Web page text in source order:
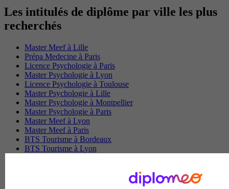
Les intitulés de diplôme par ville les plus
recherchés
Master Meef à Lille
Prépa Medecine à Paris
Licence Psychologie à Paris
Master Psychologie à Lyon
Licence Psychologie à Toulouse
Master Psychologie à Lille
Master Psychologie à Montpellier
Master Psychologie à Paris
Master Meef à Lyon
Master Meef à Paris
BTS Tourisme à Bordeaux
BTS Tourisme à Lyon